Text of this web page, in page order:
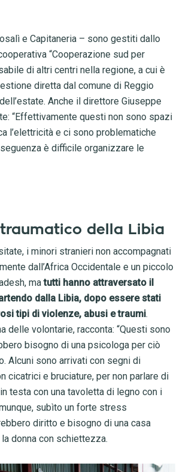
e Capitaneria – sono gestiti dallo
“Cooperazione sud per
di altri centri nella regione, a cui è
diretta dal comune di Reggio
Anche il direttore Giuseppe
“Effettivamente questi non sono spazi
l’elettricità e ci sono problematiche
è difficile organizzare le
traumatico della Libia
i minori stranieri non accompagnati
dall’Africa Occidentale e un piccolo
matutti hanno attraversato il
dalla Libia, dopo essere stati
tipi di violenze, abusi e traumi.
delle volontarie, racconta: “Questi sono
bisogno di una psicologa per ciò
Alcuni sono arrivati con segni di
cicatrici e bruciature, per non parlare di
testa con una tavoletta di legno con i
subìto un forte stress
diritto e bisogno di una casa
donna con schiettezza.